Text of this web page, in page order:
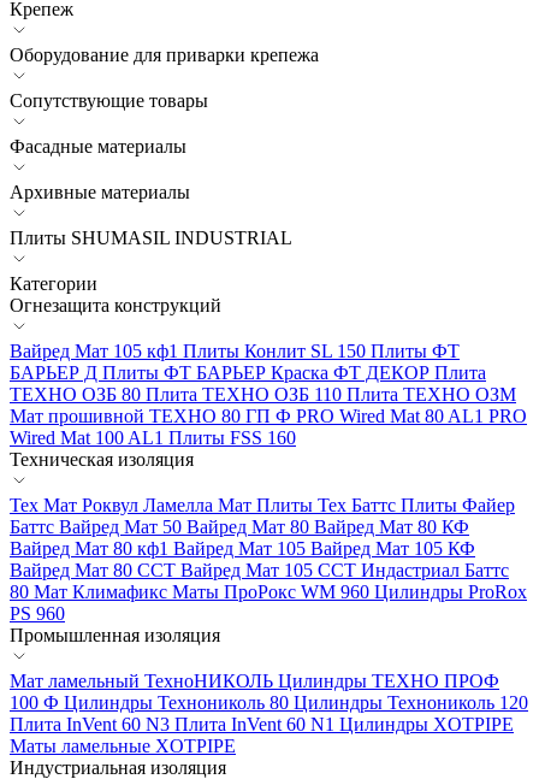
Крепеж
Оборудование для приварки крепежа
Сопутствующие товары
Фасадные материалы
Архивные материалы
Плиты SHUMASIL INDUSTRIAL
Категории
Огнезащита конструкций
Вайред Мат 105 кф1 Плиты Конлит SL 150 Плиты ФТ
БАРЬЕР Д Плиты ФТ БАРЬЕР Краска ФТ ДЕКОР Плита
ТЕХНО ОЗБ 80 Плита ТЕХНО ОЗБ 110 Плита ТЕХНО ОЗМ
Мат прошивной ТЕХНО 80 ГП Ф PRO Wired Mat 80 AL1 PRO
Wired Mat 100 AL1 Плиты FSS 160
Техническая изоляция
Тех Мат Роквул Ламелла Мат Плиты Тех Баттс Плиты Файер
Баттс Вайред Мат 50 Вайред Мат 80 Вайред Мат 80 КФ
Вайред Мат 80 кф1 Вайред Мат 105 Вайред Мат 105 КФ
Вайред Мат 80 ССТ Вайред Мат 105 ССТ Индастриал Баттс
80 Мат Климафикс Маты ПроРокс WM 960 Цилиндры ProRox
PS 960
Промышленная изоляция
Мат ламельный ТехноНИКОЛЬ Цилиндры ТЕХНО ПРОФ
100 Ф Цилиндры Технониколь 80 Цилиндры Технониколь 120
Плита InVent 60 N3 Плита InVent 60 N1 Цилиндры XOTPIPE
Маты ламельные XOTPIPE
Индустриальная изоляция